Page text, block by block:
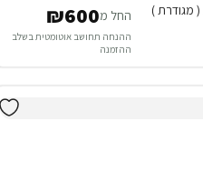
מגודרת )
החל מ₪600
ההנחה תחושב אוטומטית בשלב
ההזמנה